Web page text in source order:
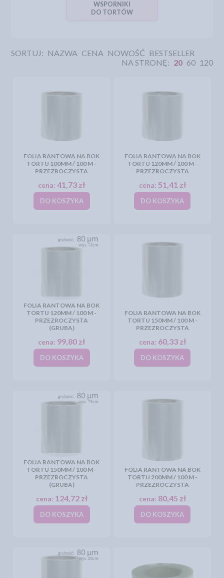
WSPORNIKI
DO TORTÓW
SORTUJ: NAZWA CENA NOWOŚĆ BESTSELLER
NA STRONĘ: 20 60 120
FOLIA RANTOWA NA BOK
TORTU 100MM / 100 M -
PRZEZROCZYSTA
cena:41,73 zł
DO KOSZYKA
FOLIA RANTOWA NA BOK
TORTU 120MM / 100 M -
PRZEZROCZYSTA
cena: 51,41 zł
DO KOSZYKA
FOLIA RANTOWA NA BOK
TORTU 120MM / 100 M -
PRZEZROCZYSTA
(GRUBA)
cena: 99,80 zł
DO KOSZYKA
FOLIA RANTOWA NA BOK
TORTU 150MM / 100 M -
PRZEZROCZYSTA
cena: 60,33 zł
DO KOSZYKA
FOLIA RANTOWA NA BOK
TORTU 150MM / 100 M -
PRZEZROCZYSTA
(GRUBA)
cena: 124,72 zł
DO KOSZYKA
FOLIA RANTOWA NA BOK
TORTU 200MM / 100 M -
PRZEZROCZYSTA
cena: 80,45 zł
DO KOSZYKA